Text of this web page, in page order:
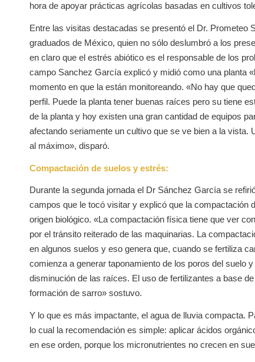
hora de apoyar prácticas agrícolas basadas en cultivos
Entre las visitas destacadas se presentó el Dr.
graduados de México, quien no sólo deslumbró a los
en claro que el estrés abiótico es el responsable de los
campo Sanchez García explicó y midió como una planta
momento en que la están monitoreando. «No hay que
perfil. Puede la planta tener buenas raíces pero su tiene
de la planta y hoy existen una gran cantidad de equipos
afectando seriamente un cultivo que se ve bien a la vista.
al máximo», disparó.
Compactación de suelos y estrés:
Durante la segunda jornada el Dr Sánchez García se
campos que le tocó visitar y explicó que la compactación
origen biológico. «La compactación física tiene que ver
por el tránsito reiterado de las maquinarias. La
en algunos suelos y eso genera que, cuando se fertiliza
comienza a generar taponamiento de los poros del suelo
disminución de las raíces. El uso de fertilizantes a base
formación de sarro» sostuvo.
Y lo que es más impactante, el agua de lluvia compacta.
lo cual la recomendación es simple: aplicar ácidos
en ese orden, porque los micronutrientes no crecen en